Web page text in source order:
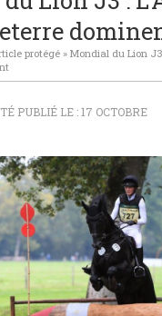
protégé» Mondial du Lion
PUBLIÉ LE : 17 OCTOBRE